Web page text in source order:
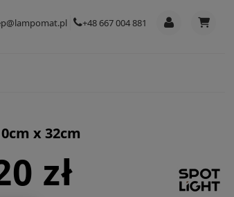
+48 667 004 881
x 32cm
zł